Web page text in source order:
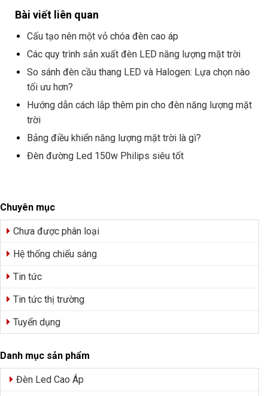
Chuyên mục
Chưa được phân loại
Hệ thống chiếu sáng
Tin tức
Tin tức thị trường
Tuyển dụng
Danh mục sản phẩm
Đèn Led Cao Áp
Bài viết liên quan
Cấu tạo nên một vỏ chóa đèn cao áp
Các quy trình sản xuất đèn LED năng lượng mặt trời
So sánh đèn cầu thang LED và Halogen: Lựa chọn nào
tối ưu hơn?
Hướng dẫn cách lắp thêm pin cho đèn năng lượng mặt
trời
Bảng điều khiển năng lượng mặt trời là gì?
Đèn đường Led 150w Philips siêu tốt